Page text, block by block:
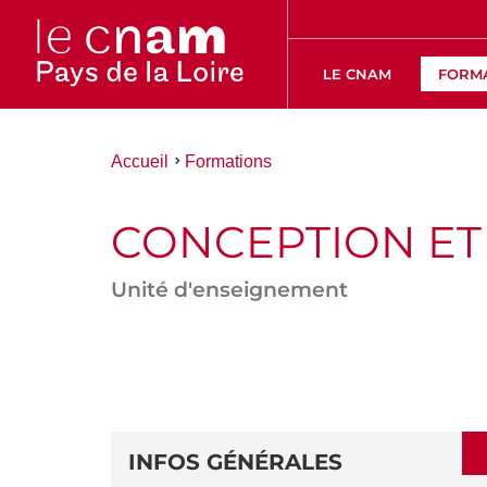
LE CNAM
Vous
Accueil Formations
CONCEPTION
Unité d'enseignement
DE
DÉTAILS
INFOS GÉNÉRALES